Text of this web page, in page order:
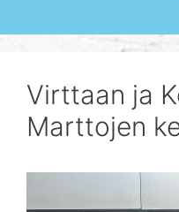
Virttaan ja
Marttojen